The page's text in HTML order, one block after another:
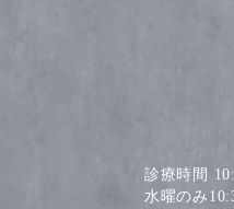
診療時間
水曜のみ